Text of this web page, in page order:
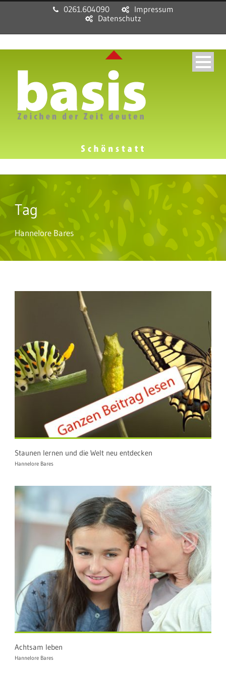
0261.604090
Impressum
Datenschutz
Tag
Hannelore Bares
Staunen lernen und die Welt neu entdecken
Hannelore Bares
Achtsam leben
Hannelore Bares